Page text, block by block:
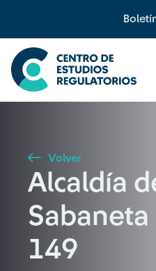
Búsqueda
Seleccione país
Buscar
Volver
Alcaldía
Sabaneta
149